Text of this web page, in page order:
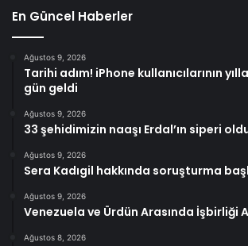
En Güncel Haberler
Ağustos 9, 2026
Tarihi adım! iPhone kullanıcılarının
gün geldi
Ağustos 9, 2026
33 şehidimizin naaşı Erdal’ın siperi
Ağustos 9, 2026
Sera Kadıgil hakkında soruşturma
Ağustos 9, 2026
Venezuela ve Ürdün Arasında İşbirliği
Ağustos 8, 2026